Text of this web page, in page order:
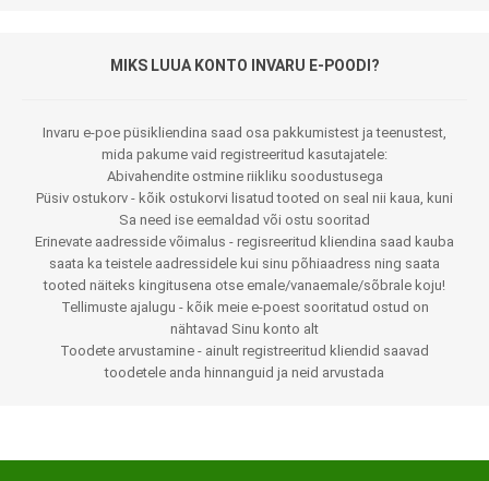
MIKS LUUA KONTO INVARU E-POODI?
Invaru e-poe püsikliendina saad osa pakkumistest ja teenustest,
mida pakume vaid registreeritud kasutajatele:
Abivahendite ostmine riikliku soodustusega
Püsiv ostukorv - kõik ostukorvi lisatud tooted on seal nii kaua, kuni
Sa need ise eemaldad või ostu sooritad
Erinevate aadresside võimalus - regisreeritud kliendina saad kauba
saata ka teistele aadressidele kui sinu põhiaadress ning saata
tooted näiteks kingitusena otse emale/vanaemale/sõbrale koju!
Tellimuste ajalugu - kõik meie e-poest sooritatud ostud on
nähtavad Sinu konto alt
Toodete arvustamine - ainult registreeritud kliendid saavad
toodetele anda hinnanguid ja neid arvustada